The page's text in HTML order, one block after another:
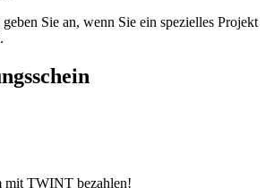
Sie an, wenn Sie ein spezielles Projekt
mit TWINT bezahlen!